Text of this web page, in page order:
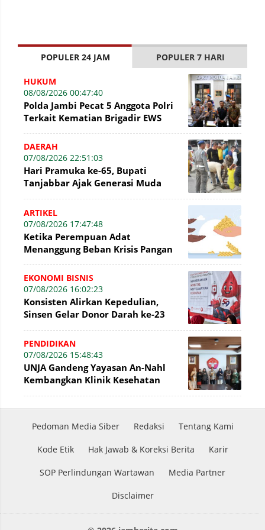
POPULER 24 JAM POPULER 7 HARI
HUKUM
08/08/2026 00:47:40
Polda Jambi Pecat 5 Anggota Polri
Terkait Kematian Brigadir EWS
DAERAH
07/08/2026 22:51:03
Hari Pramuka ke-65, Bupati
Tanjabbar Ajak Generasi Muda
Nyata
ARTIKEL
07/08/2026 17:47:48
Ketika Perempuan Adat
Menanggung Beban Krisis Pangan
EKONOMI BISNIS
07/08/2026 16:02:23
Konsisten Alirkan Kepedulian,
Sinsen Gelar Donor Darah ke-23
Sinsen
PENDIDIKAN
07/08/2026 15:48:43
UNJA Gandeng Yayasan An-Nahl
Kembangkan Klinik Kesehatan
Pedoman Media Siber Redaksi Tentang Kami
Kode Etik Hak Jawab & Koreksi Berita Karir
SOP Perlindungan Wartawan Media Partner
Disclaimer